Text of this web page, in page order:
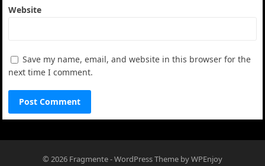
Website
Save my name, email, and website in this browser for the
next time I comment.
© 2026 Fragmente-WordPress Theme byWPEnjoy